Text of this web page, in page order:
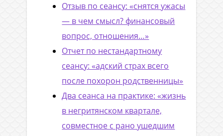
Отзыв по сеансу: «снятся ужасы
— в чем смысл? финансовый
вопрос, отношения…»
Отчет по нестандартному
сеансу: «адский страх всего
после похорон родственницы»
Два сеанса на практике: «жизнь
в негритянском квартале,
совместное с рано ушедшим